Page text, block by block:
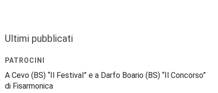
Ultimi pubblicati
PATROCINI
A Cevo (BS) “Il Festival” e a Darfo Boario (BS) “Il Concorso”
di Fisarmonica